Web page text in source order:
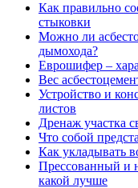
Как правильно
стыковки
Можно ли
дымохода?
Еврошифер –
Вес
Устройство и
листов
Дренаж участка
Что собой
Как укладывать
Прессованный и
какой лучше